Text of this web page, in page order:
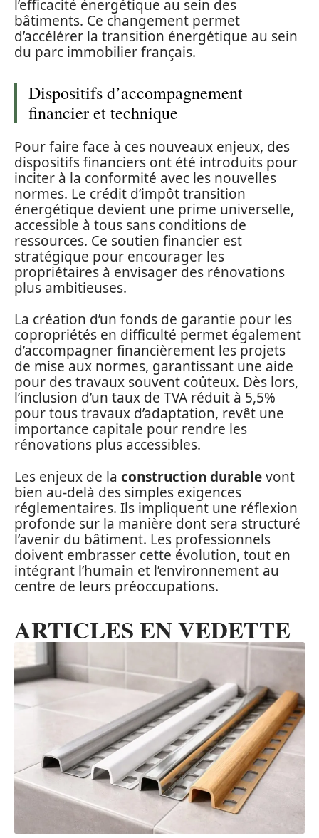
l’efficacité énergétique au sein des
bâtiments. Ce changement permet
d’accélérer la transition énergétique au sein
du parc immobilier français.
Dispositifs d’accompagnement
financier et technique
Pour faire face à ces nouveaux enjeux, des
dispositifs financiers ont été introduits pour
inciter à la conformité avec les nouvelles
normes. Le crédit d’impôt transition
énergétique devient une prime universelle,
accessible à tous sans conditions de
ressources. Ce soutien financier est
stratégique pour encourager les
propriétaires à envisager des rénovations
plus ambitieuses.
La création d’un fonds de garantie pour les
copropriétés en difficulté permet également
d’accompagner financièrement les projets
de mise aux normes, garantissant une aide
pour des travaux souvent coûteux. Dès lors,
l’inclusion d’un taux de TVA réduit à 5,5%
pour tous travaux d’adaptation, revêt une
importance capitale pour rendre les
rénovations plus accessibles.
Les enjeux de la construction durablevont
bien au-delà des simples exigences
réglementaires. Ils impliquent une réflexion
profonde sur la manière dont sera structuré
l’avenir du bâtiment. Les professionnels
doivent embrasser cette évolution, tout en
intégrant l’humain et l’environnement au
centre de leurs préoccupations.
ARTICLES EN VEDETTE